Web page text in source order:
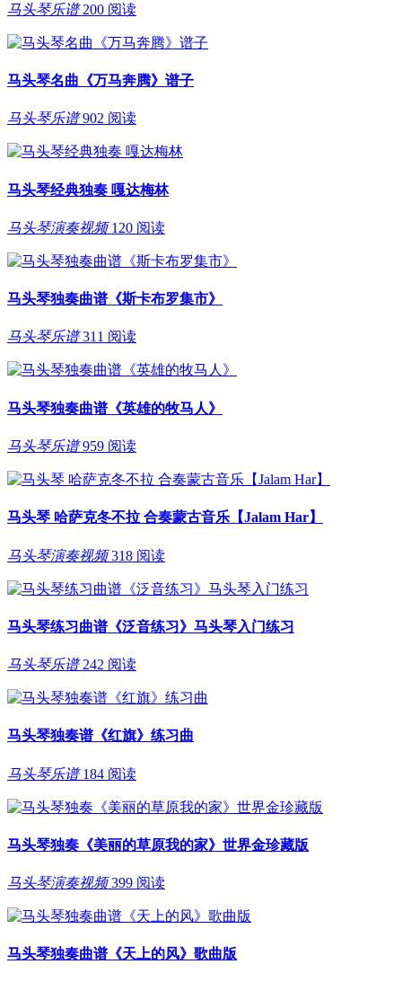
马头琴乐谱 200 阅读
马头琴名曲《万马奔腾》谱子
马头琴乐谱 902 阅读
马头琴经典独奏 嘎达梅林
马头琴演奏视频 120 阅读
马头琴独奏曲谱《斯卡布罗集市》
马头琴乐谱 311 阅读
马头琴独奏曲谱《英雄的牧马人》
马头琴乐谱 959 阅读
马头琴 哈萨克冬不拉 合奏蒙古音乐【Jalam Har】
马头琴演奏视频 318 阅读
马头琴练习曲谱《泛音练习》马头琴入门练习
马头琴乐谱 242 阅读
马头琴独奏谱《红旗》练习曲
马头琴乐谱 184 阅读
马头琴独奏《美丽的草原我的家》世界金珍藏版
马头琴演奏视频 399 阅读
马头琴独奏曲谱《天上的风》歌曲版